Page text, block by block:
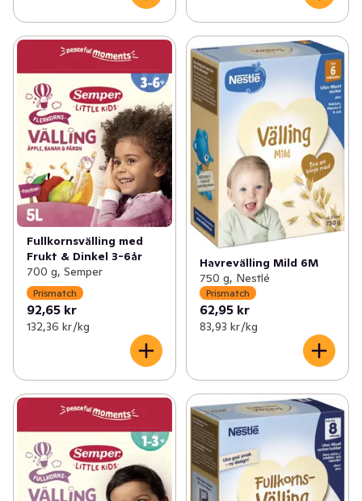
Fullkornsvälling med
Frukt & Dinkel 3-6år
700 g, Semper
Prismatch
92,65 kr
132,36 kr /kg
Havrevälling Mild 6M
750 g, Nestlé
Prismatch
62,95 kr
83,93 kr /kg